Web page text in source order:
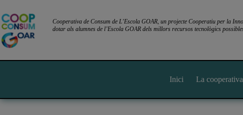
Cooperativa de Consum de L'Escola GOAR, un projecte Cooperatiu per la
dotar als alumnes de l’Escola GOAR dels millors recursos tecnològics
Inici La cooperativa